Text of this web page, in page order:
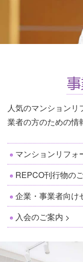
人気のマンション
業者の方のための情
マンションリフォ
REPCO刊行物の
企業・事業者向け
入会のご案内